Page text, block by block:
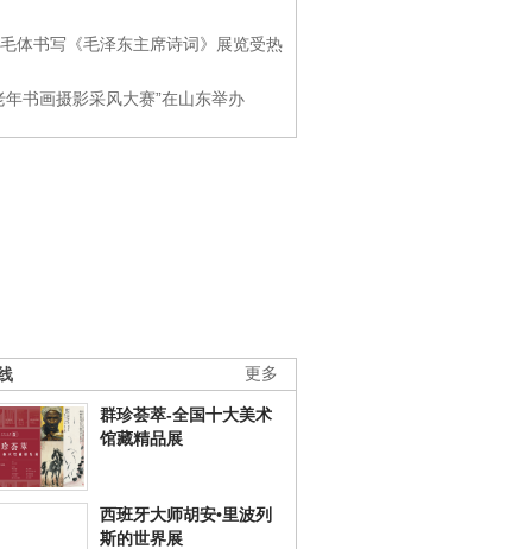
体书写《毛泽东主席诗词》展览受热
年书画摄影采风大赛”在山东举办
更多
群珍荟萃-全国十大美术
馆藏精品展
西班牙大师胡安•里波列
斯的世界展